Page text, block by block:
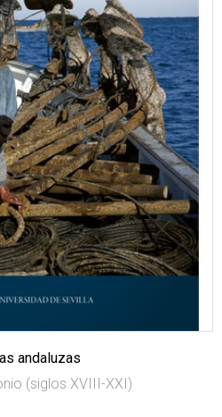
andaluzas
(siglos XVIII-XXI)